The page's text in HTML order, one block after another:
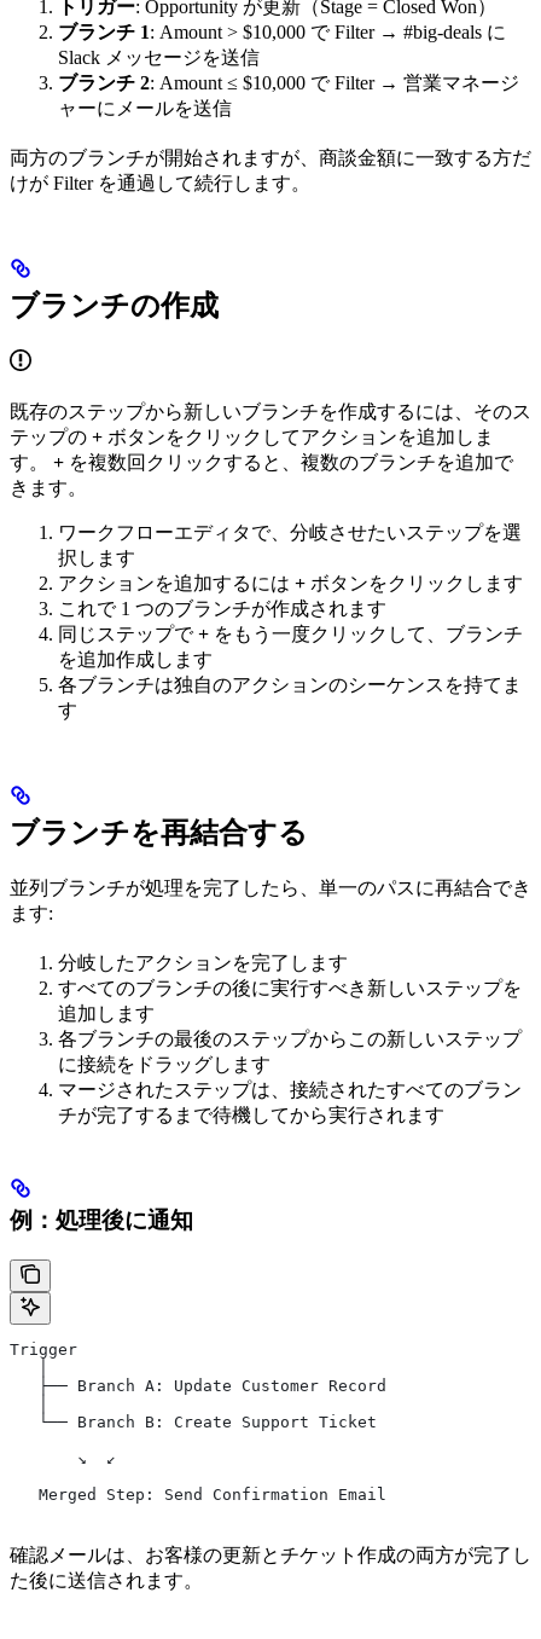
トリガー: Opportunity が更新（Stage = Closed Won）
ブランチ 1: Amount > $10,000 で Filter → #big-deals に
Slack メッセージを送信
ブランチ 2: Amount ≤ $10,000 で Filter → 営業マネージ
ャーにメールを送信
両方のブランチが開始されますが、商談金額に一致する方だ
けが Filter を通過して続行します。
ブランチの作成
既存のステップから新しいブランチを作成するには、そのス
テップの + ボタンをクリックしてアクションを追加しま
す。 + を複数回クリックすると、複数のブランチを追加で
きます。
ワークフローエディタで、分岐させたいステップを選
択します
アクションを追加するには + ボタンをクリックします
これで 1 つのブランチが作成されます
同じステップで+ をもう一度クリックして、ブランチ
を追加作成します
各ブランチは独自のアクションのシーケンスを持てま
す
ブランチを再結合する
並列ブランチが処理を完了したら、単一のパスに再結合でき
ます:
分岐したアクションを完了します
すべてのブランチの後に実行すべき新しいステップを
追加します
各ブランチの最後のステップからこの新しいステップ
に接続をドラッグします
マージされたステップは、接続されたすべてのブラン
チが完了するまで待機してから実行されます
例：処理後に通知
Trigger
   ├── Branch A: Update Customer Record
   └── Branch B: Create Support Ticket
       ↘  ↙
   Merged Step: Send Confirmation Email
確認メールは、お客様の更新とチケット作成の両方が完了し
た後に送信されます。